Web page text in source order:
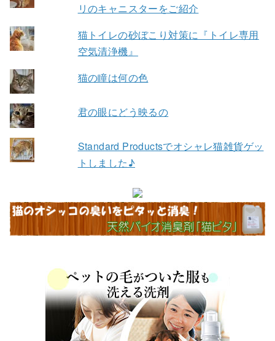
リのキャニスターをご紹介
猫トイレの砂ぼこり対策に『トイレ専用
空気清浄機』
猫の瞳は何の色
君の眼にどう映るの
Standard Productsでオシャレ猫雑貨ゲッ
トしました♪